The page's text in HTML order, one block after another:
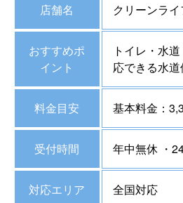
店舗名 クリーンライ
おすすめポ
イント
トイレ・水
応できる水
料金目安 基本料金：
受付時間 年中無休 ・
対応エリア 全国対応